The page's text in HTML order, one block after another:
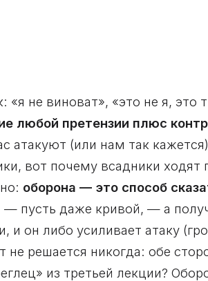
«я не виноват», «это не я, это
любой претензии плюс
атакуют (или нам так
вот почему всадники ходят
оборона — это способ
пусть даже кривой, — а
и он либо усиливает атаку
не решается никогда: обе
из третьей лекции?